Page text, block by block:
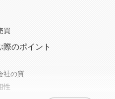
買
のポイント
社の質
性